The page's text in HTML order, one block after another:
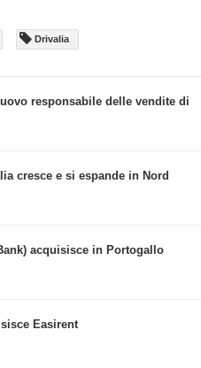
Drivalia
responsabile delle vendite di
cresce e si espande in Nord
acquisisce in Portogallo
Easirent